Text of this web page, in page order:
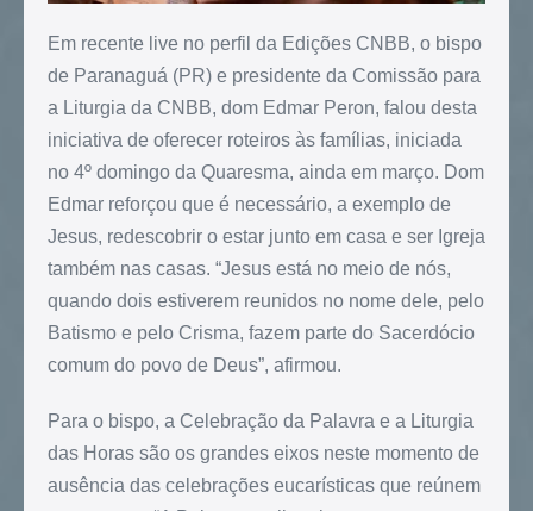
Em recente live no perfil da Edições CNBB, o bispo
de Paranaguá (PR) e presidente da Comissão para
a Liturgia da CNBB, dom Edmar Peron, falou desta
iniciativa de oferecer roteiros às famílias, iniciada
no 4º domingo da Quaresma, ainda em março. Dom
Edmar reforçou que é necessário, a exemplo de
Jesus, redescobrir o estar junto em casa e ser Igreja
também nas casas. “Jesus está no meio de nós,
quando dois estiverem reunidos no nome dele, pelo
Batismo e pelo Crisma, fazem parte do Sacerdócio
comum do povo de Deus”, afirmou.
Para o bispo, a Celebração da Palavra e a Liturgia
das Horas são os grandes eixos neste momento de
ausência das celebrações eucarísticas que reúnem